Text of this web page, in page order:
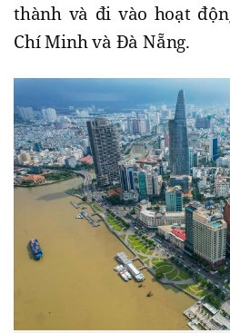
thành và đi vào hoạt
Chí Minh và Đà Nẵng.